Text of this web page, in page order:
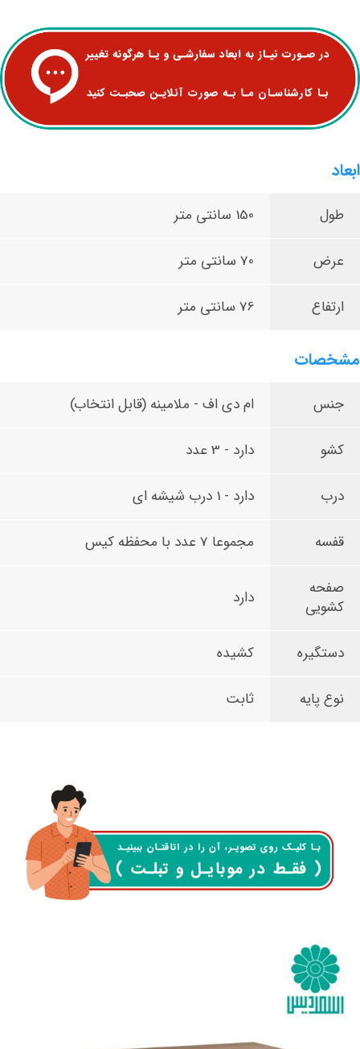
ابعاد
طول 150 سانتی متر
عرض 70 سانتی متر
ارتفاع 76 سانتی متر
مشخصات
جنس ام دی اف - ملامینه (قابل انتخاب)
کشو دارد - 3 عدد
درب دارد - 1 درب شیشه ای
قفسه مجموعا 7 عدد با محفظه کیس
صفحه
کشویی
دارد
دستگیره کشیده
نوع پایه ثابت